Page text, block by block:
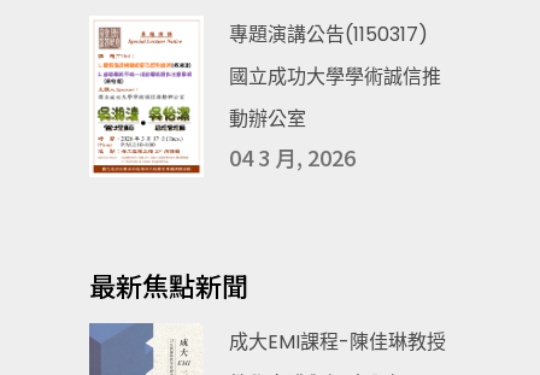
專題演講公告(1150317)
國立成功大學學術誠信推
動辦公室
04 3 月, 2026
最新焦點新聞
成大EMI課程-陳佳琳教授